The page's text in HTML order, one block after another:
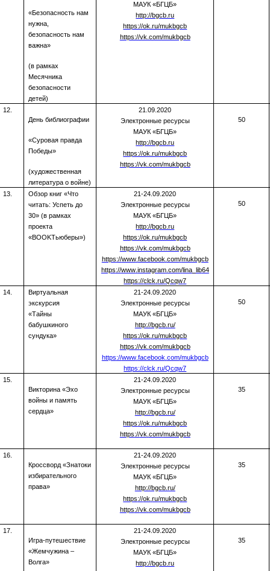
«Безопасность нам
нужна,
безопасность нам
важна»
(в рамках
Месячника
безопасности
детей)
МАУК «БГЦБ»
http://bgcb.ru
https://ok.ru/mukbgcb
https://vk.com/mukbgcb
12.
День библиографии
«Суровая правда
Победы»
(художественная
литература о войне)
21.09.2020
Электронные ресурсы
МАУК «БГЦБ»
http://bgcb.ru
https://ok.ru/mukbgcb
https://vk.com/mukbgcb
50
13.
Обзор книг «Что
читать: Успеть до
30» (в рамках
проекта
«BOOKТьюберы»)
21-24.09.2020
Электронные ресурсы
МАУК «БГЦБ»
http://bgcb.ru
https://ok.ru/mukbgcb
https://vk.com/mukbgcb
https://www.facebook.com/mukbgcb
https://www.instagram.com/lina_ lib64
https://clck.ru/Qcqw7
50
14.
Виртуальная
экскурсия
«Тайны
бабушкиного
сундука»
21-24.09.2020
Электронные ресурсы
МАУК «БГЦБ»
http://bgcb.ru/
https://ok.ru/mukbgcb
https://vk.com/mukbgcb
https://www.facebook.com/mukbgcb
https://clck.ru/Qcqw7
50
15.
Викторина «Эхо
войны и память
сердца»
21-24.09.2020
Электронные ресурсы
МАУК «БГЦБ»
http://bgcb.ru/
https://ok.ru/mukbgcb
https://vk.com/mukbgcb
35
16.
Кроссворд «Знатоки
избирательного
права»
21-24.09.2020
Электронные ресурсы
МАУК «БГЦБ»
http://bgcb.ru/
https://ok.ru/mukbgcb
https://vk.com/mukbgcb
35
17.
Игра-путешествие
«Жемчужина –
Волга»
21-24.09.2020
Электронные ресурсы
МАУК «БГЦБ»
http://bgcb.ru
35